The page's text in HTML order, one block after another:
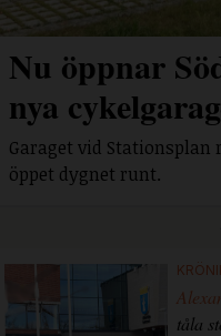
Nu öppnar
nya
Garaget vid
öppet dygnet runt.
tåla